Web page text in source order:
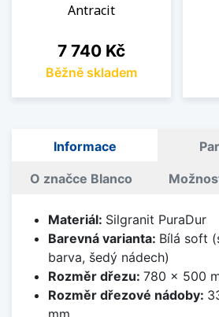
Antracit
Cena
7 740 Kč
Běžně skladem
Informace
O značce Blanco
Materiál: Silgranit PuraDur
Barevná varianta: Bílá soft
barva, šedý nádech)
Rozměr dřezu: 780 x 500
Rozměr dřezové nádoby:
mm